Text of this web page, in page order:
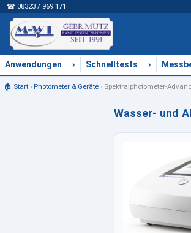
☎ 08323 / 969 171
Anwendungen › Schnelltests ›
🏠 Start› Photometer & Geräte› Spektralphotometer-
Wasser- und